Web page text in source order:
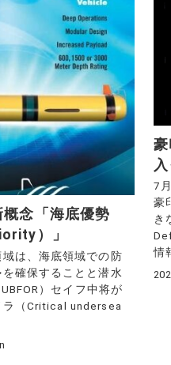
念「海底優勢
）」
は、海底領域での防
確保することと潜水
）セイフ中将が
ラ（Critical undersea
7
豪
き
情